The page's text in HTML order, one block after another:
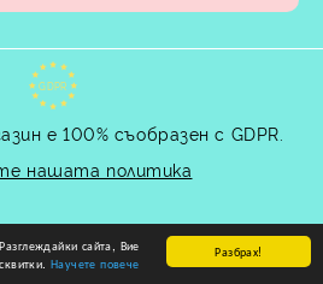
Разбрах!
сайта, Вие
Научете повече
GDPR
е 100% съобразен с GDPR.
нашата политика
лични данни